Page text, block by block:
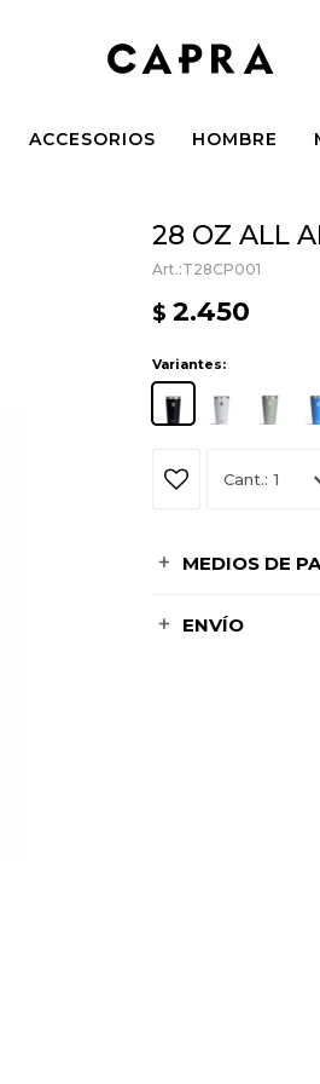
ACCESORIOS HOMBRE
28 OZ ALL
T28CP001
$ 2.450
Variantes:
1
MEDIOS DE
ENVÍO